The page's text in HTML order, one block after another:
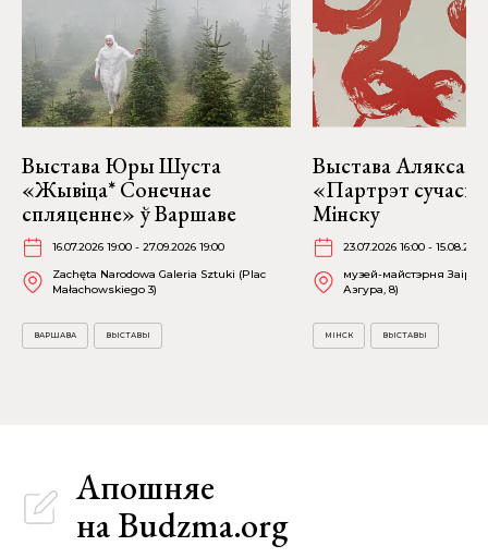
Выстава Юры Шуста
«Жывіца* Сонечнае
спляценне» ў Варшаве
16.07.2026 19:00 - 27.09.2026 19:00
Zachęta Narodowa Galeria Sztuki (Plac
Małachowskiego 3)
ВАРШАВА ВЫСТАВЫ
Выстава
«Партрэт
Мінску
23.07.2026 16:00 -
музей-майстэрня Заіра
Азгура, 8)
МІНСК ВЫСТАВЫ
Апошняе
на Budzma.org